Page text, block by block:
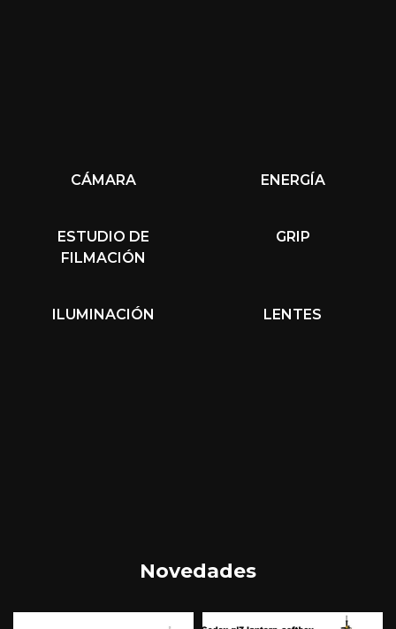
CÁMARA ENERGÍA
ESTUDIO DE
FILMACIÓN
GRIP
ILUMINACIÓN LENTES
Novedades